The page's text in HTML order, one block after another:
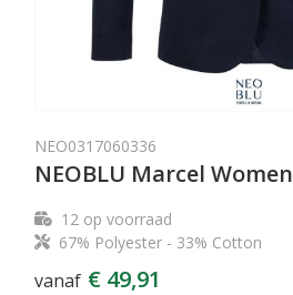
NEO0317060336
NEOBLU Marcel Women
12op voorraad
67% Polyester - 33% Cotton
vanaf € 49,91